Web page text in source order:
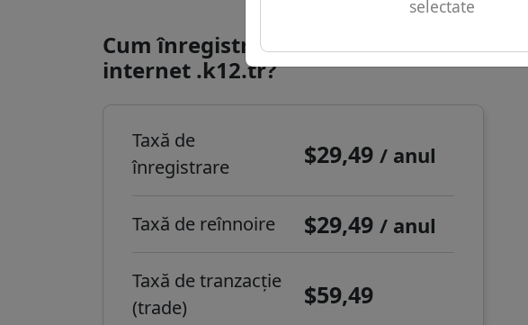
selectate
Cum înregistrezi un domeniu de
internet .k12.tr?
Taxă de
înregistrare
$29,49/ anul
Taxă de reînnoire $29,49/ anul
Taxă de tranzacție
(trade)
$59,49